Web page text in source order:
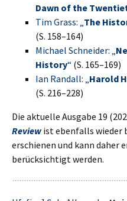
Dawn of the
Tim Grass: „The
(S. 158–164)
Michael Schneider: „
History“ (S. 165–169)
Ian Randall: „Harold
(S. 216–228)
Die aktuelle Ausgabe 19
Review ist ebenfalls wieder
erschienen und kann daher
berücksichtigt werden.